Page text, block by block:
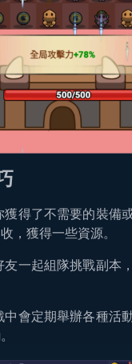
獲得了不需要的裝備
，獲得一些資源。
友一起組隊挑戰副本
中會定期舉辦各種活